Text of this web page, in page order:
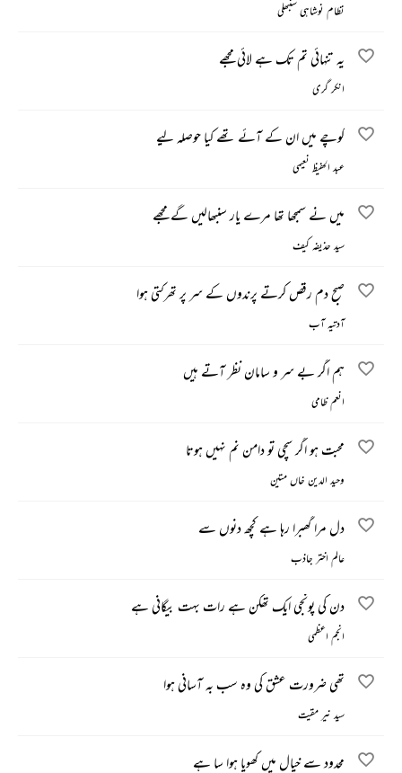
نظام نوشاہی سنبھلی
یہ تنہائی تم تک ہے لائی مجھے
انکر گری
کوچے میں ان کے آئے تھے کیا حوصلہ لیے
عبد الحفیظ نعیمی
میں نے سمجھا تھا مرے یار سنبھالیں گے مجھے
سید حذیفہ کیف
صبح دم رقص کرتے پرندوں کے سر پر تھرکتی ہوا
آدتیہ آب
ہم اگر بے سر و سامان نظر آتے ہیں
انعم ظامی
محبت ہو اگر سچی تو دامن نم نہیں ہوتا
وحید الدین خاں متین
دل مرا گھبرا رہا ہے کچھ دنوں سے
عالم اختر جاذب
دن کی پونجی ایک تھکن ہے رات بہت بیگانی ہے
انجم اعظمی
تھی ضرورت عشق کی وہ سب بہ آسانی ہوا
سید نیر مقیت
محدود سے خیال میں کھویا ہوا سا ہے